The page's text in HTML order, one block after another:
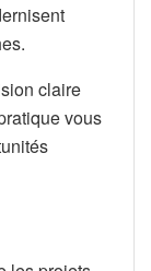
claire
vous